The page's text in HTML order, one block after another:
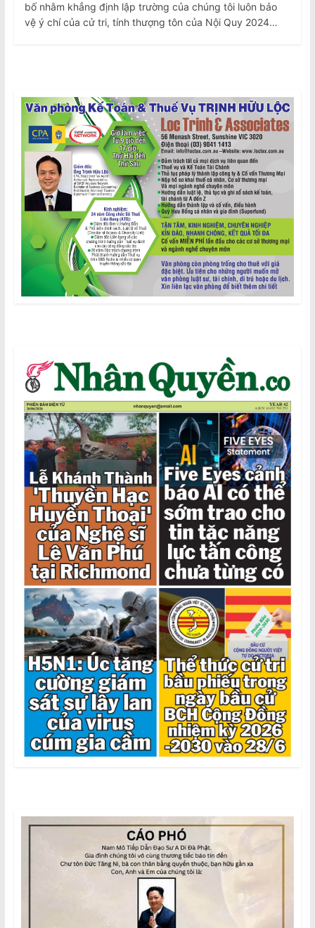
bố nhằm khẳng định lập trường của chúng tôi luôn bảo
vệ ý chí của cử tri, tính thượng tôn của Nội Quy 2024…